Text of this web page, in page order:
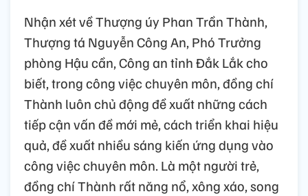
Nhận xét về Thượng úy Phan Trần Thành,
Thượng tá Nguyễn Công An, Phó Trưởng
phòng Hậu cần, Công an tỉnh Đắk Lắk cho
biết, trong công việc chuyên môn, đồng chí
Thành luôn chủ động đề xuất những cách
tiếp cận vấn đề mới mẻ, cách triển khai hiệu
quả, đề xuất nhiều sáng kiến ứng dụng vào
công việc chuyên môn. Là một người trẻ,
đồng chí Thành rất năng nổ, xông xáo, song